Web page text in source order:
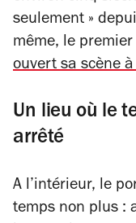
seulement »
même, le premier
ouvert sa scène
Un lieu où le
arrêté
A l’intérieur, le
temps non plus :